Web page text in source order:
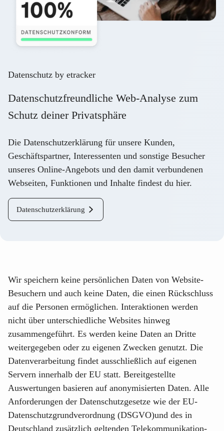
Datenschutz by etracker
Datenschutzfreundliche Web-Analyse zum
Schutz deiner Privatsphäre
Die Datenschutzerklärung für unsere Kunden,
Geschäftspartner, Interessenten und sonstige Besucher
unseres Online-Angebots und den damit verbundenen
Webseiten, Funktionen und Inhalte findest du hier.
Datenschutzerklärung
Wir speichern keine persönlichen Daten von Website-
Besuchern und auch keine Daten, die einen Rückschluss
auf die Personen ermöglichen. Interaktionen werden
nicht über unterschiedliche Websites hinweg
zusammengeführt. Es werden keine Daten an Dritte
weitergegeben oder zu eigenen Zwecken genutzt. Die
Datenverarbeitung findet ausschließlich auf eigenen
Servern innerhalb der EU statt. Bereitgestellte
Auswertungen basieren auf anonymisierten Daten. Alle
Anforderungen der Datenschutzgesetze wie der EU-
Datenschutzgrundverordnung (DSGVO)und des in
Deutschland zusätzlich geltenden Telekommunikation-